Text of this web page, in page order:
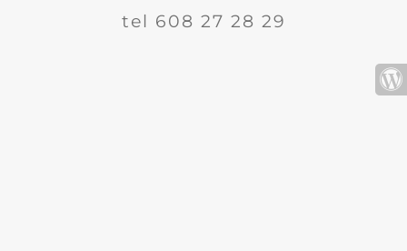
tel 608 27 28 29